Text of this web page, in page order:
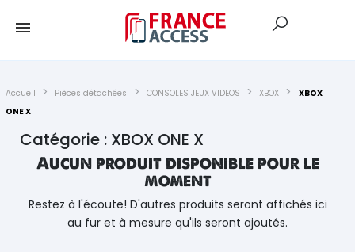
Accueil Pièces détachées CONSOLES JEUX VIDEOS XBOX
XBOX
ONE X
Catégorie : XBOX ONE X
Aucun produit disponible pour le
moment
Restez à l'écoute! D'autres produits seront affichés ici
au fur et à mesure qu'ils seront ajoutés.